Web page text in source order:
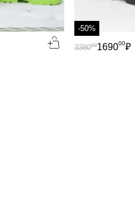
-50%
169000₽
338000